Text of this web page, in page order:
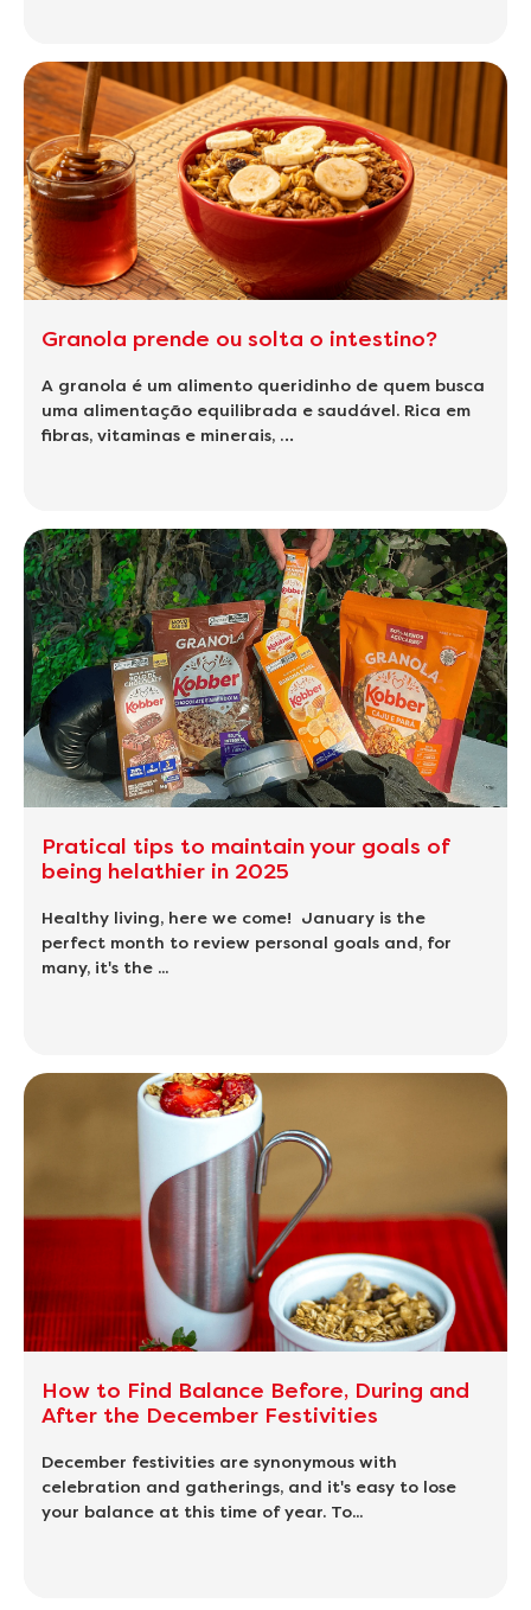
Granola prende ou solta o intestino?
A granola é um alimento queridinho de quem busca
uma alimentação equilibrada e saudável. Rica em
fibras, vitaminas e minerais, …
Pratical tips to maintain your goals of
being helathier in 2025
Healthy living, here we come! January is the
perfect month to review personal goals and, for
many, it's the ...
How to Find Balance Before, During and
After the December Festivities
December festivities are synonymous with
celebration and gatherings, and it's easy to lose
your balance at this time of year. To...